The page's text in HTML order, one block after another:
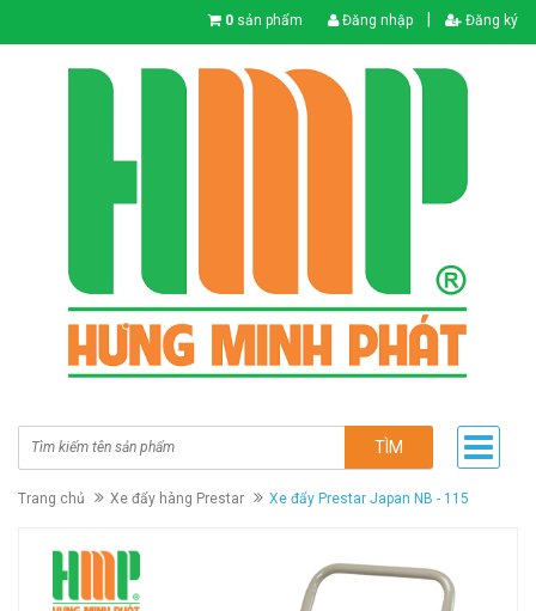
0 sản phẩm Đăng nhập Đăng ký
TÌM
Trang chủ Xe đẩy hàng Prestar Xe đẩy Prestar Japan NB - 115